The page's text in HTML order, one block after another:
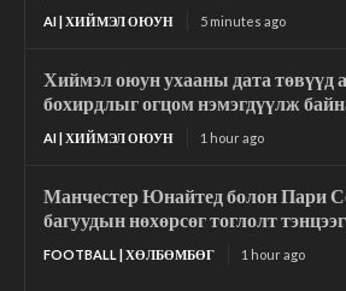
AI | ХИЙМЭЛ ОЮУН 5 minutes ago
Хиймэл оюун ухааны дата төвүүд
бохирдлыг огцом нэмэгдүүлж
AI | ХИЙМЭЛ ОЮУН 1 hour ago
Манчестер Юнайтед болон Пари
багуудын нөхөрсөг тоглолт
FOOTBALL | ХӨЛБӨМБӨГ 1 hour ago